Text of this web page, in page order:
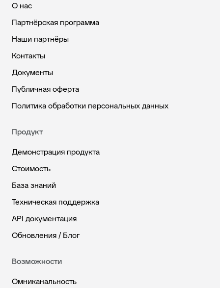
О нас
Партнёрская программа
Наши партнёры
Контакты
Документы
Публичная оферта
Политика обработки персональных данных
Продукт
Демонстрация продукта
Стоимость
База знаний
Техническая поддержка
API документация
Обновления / Блог
Возможности
Омниканальность